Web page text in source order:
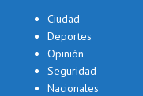
Ciudad
Deportes
Opinión
Seguridad
Nacionales